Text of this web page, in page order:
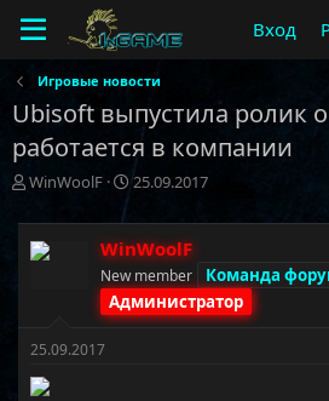
Вход
Игровые новости
Ubisoft выпустила ролик
работается в компании
А
т
о
р
ы
WinWoolF
Д
т
а
н
а
ч
25.09.2017
WinWoolF
New member
Команда
Администратор
25.09.2017